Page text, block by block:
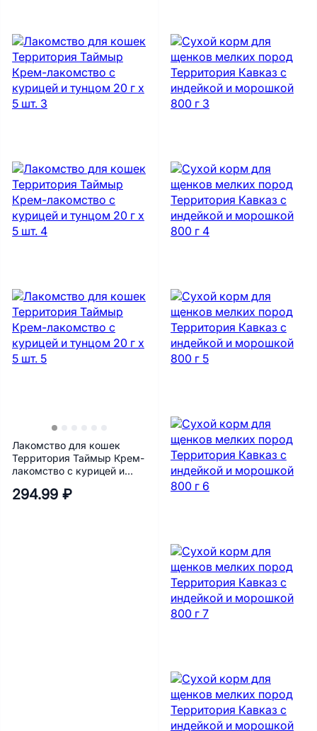
Лакомство для кошек
Территория Таймыр Крем-
лакомство с курицей и
294.99 ₽